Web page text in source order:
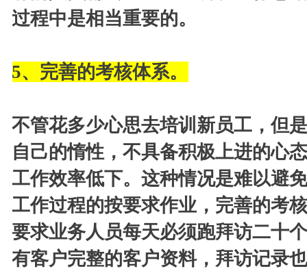
过程中是相当重要的。
5、完善的考核体系。
不管花多少心思去培训新员工，但
自己的惰性，不具备积极上进的心
工作效率低下。这种情况是难以避
工作过程的按要求作业，完善的考
要求业务人员每天必须跑拜访二十
有客户完整的客户资料，拜访记录